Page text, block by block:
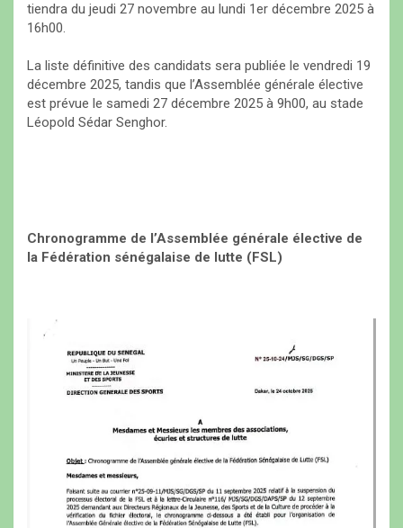
tiendra du jeudi 27 novembre au lundi 1er décembre 2025 à
16h00.
La liste définitive des candidats sera publiée le vendredi 19
décembre 2025, tandis que l’Assemblée générale élective
est prévue le samedi 27 décembre 2025 à 9h00, au stade
Léopold Sédar Senghor.
Chronogramme de l’Assemblée générale élective de
la Fédération sénégalaise de lutte (FSL)